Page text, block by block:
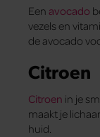
Een avocado
vezels en
de avocado
Citroen
Citroen in je
maakt je
huid.